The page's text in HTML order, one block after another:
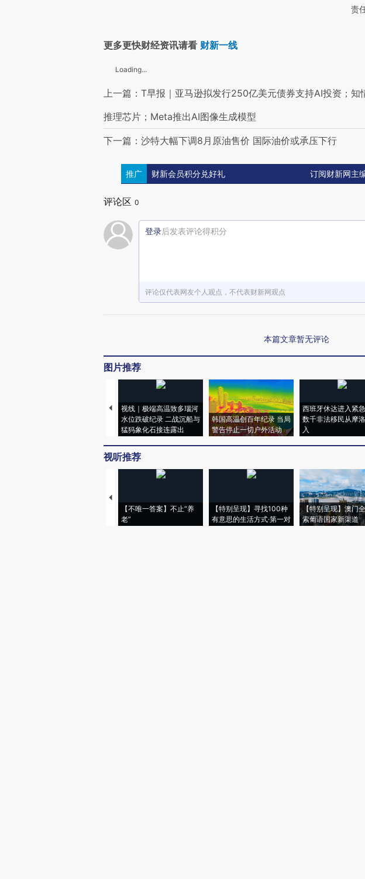
责
更多更快财经资讯请看 财新一线
Loading...
上一篇：T早报｜亚马逊拟发行250亿美元债券支持AI投资；
推理芯片；Meta推出AI图像生成模型
下一篇：沙特大幅下调8月原油售价 国际油价或承压下行
推广 财新会员积分兑好礼 订阅财新网主
评论区 0
登录后发表评论得积分
评论仅代表网友个人观点，不代表财新网观点
本篇文章暂无评论
图片推荐
视线｜极端高温致多瑙河
水位跌破纪录 二战沉船与
猛犸象化石接连露出
韩国高温创百年纪录 当局
警告停止一切户外活动
西班牙休达进入紧
数千非法移民从摩
入
视听推荐
【不唯一答案】不止“养
老”
【特别呈现】寻找100种
有意思的生活方式·第一对
【特别呈现】澳门
索葡语国家新渠道